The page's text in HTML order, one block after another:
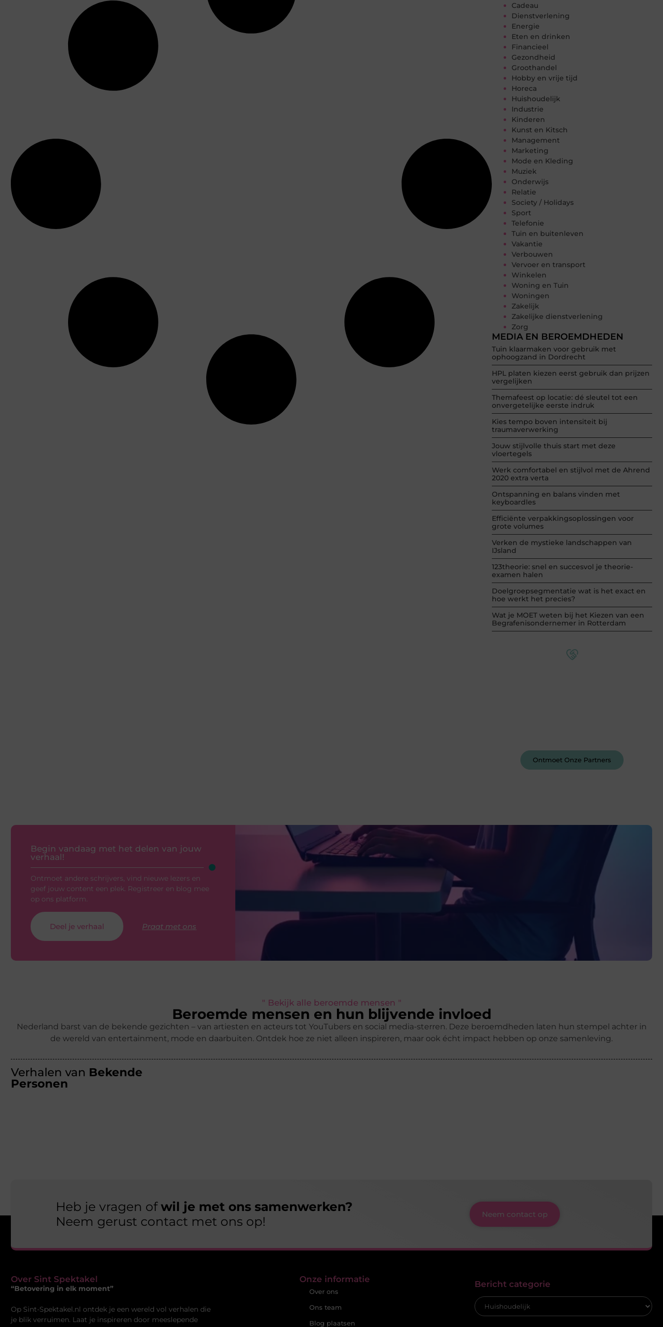
Cadeau
Dienstverlening
Energie
Eten en drinken
Financieel
Gezondheid
Groothandel
Hobby en vrije tijd
Horeca
Huishoudelijk
Industrie
Kinderen
Kunst en Kitsch
Management
Marketing
Mode en Kleding
Muziek
Onderwijs
Relatie
Society / Holidays
Sport
Telefonie
Tuin en buitenleven
Vakantie
Verbouwen
Vervoer en transport
Winkelen
Woning en Tuin
Woningen
Zakelijk
Zakelijke dienstverlening
Zorg
MEDIA EN BEROEMDHEDEN
Tuin klaarmaken voor gebruik met
ophoogzand in Dordrecht
HPL platen kiezen eerst gebruik dan prijzen
vergelijken
Themafeest op locatie: dé sleutel tot een
onvergetelijke eerste indruk
Kies tempo boven intensiteit bij
traumaverwerking
Jouw stijlvolle thuis start met deze
vloertegels
Werk comfortabel en stijlvol met de Ahrend
2020 extra verta
Ontspanning en balans vinden met
keyboardles
Efficiënte verpakkingsoplossingen voor
grote volumes
Verken de mystieke landschappen van
IJsland
123theorie: snel en succesvol je theorie-
examen halen
Doelgroepsegmentatie wat is het exact en
hoe werkt het precies?
Wat je MOET weten bij het Kiezen van een
Begrafenisondernemer in Rotterdam
Ontmoet Onze Partners
Begin vandaag met het delen van jouw
verhaal!
Ontmoet andere schrijvers, vind nieuwe lezers en
geef jouw content een plek. Registreer en blog mee
op ons platform.
Deel je verhaal Praat met ons
" Bekijk alle beroemde mensen "
Beroemde mensen en hun blijvende invloed
Nederland barst van de bekende gezichten – van artiesten en acteurs tot YouTubers en social media-sterren. Deze beroemdheden laten hun stempel achter in
de wereld van entertainment, mode en daarbuiten. Ontdek hoe ze niet alleen inspireren, maar ook écht impact hebben op onze samenleving.
Verhalen van Bekende
Personen
Heb je vragen ofwil je met ons samenwerken?
Neem gerust contact met ons op!
Neem contact op
Over Sint Spektakel
“Betovering in elk moment”
Op Sint-Spektakel.nl ontdek je een wereld vol verhalen die
je blik verruimen. Laat je inspireren door meeslepende
Onze informatie
Over ons
Ons team
Blog plaatsen
Bericht categorie